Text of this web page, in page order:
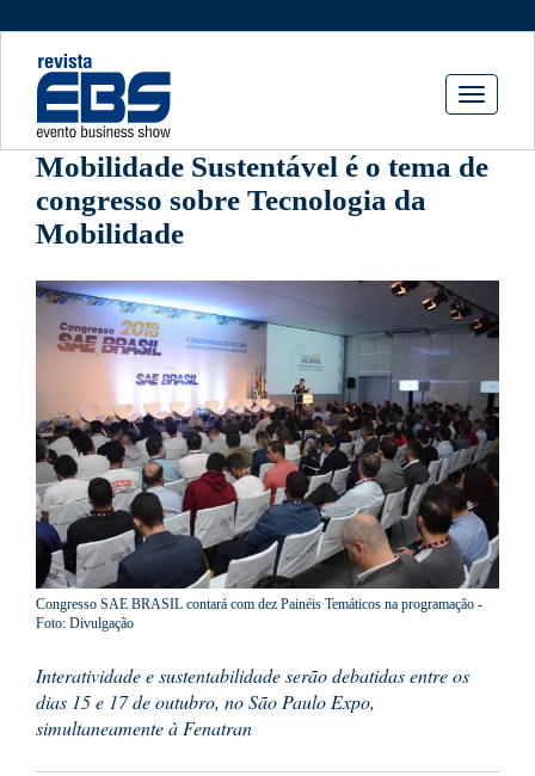
Toggle
Mobilidade Sustentável é o tema de
congresso sobre Tecnologia da
Mobilidade
Congresso SAE BRASIL contará com dez Painéis Temáticos na programação -
Foto: Divulgação
Interatividade e sustentabilidade serão debatidas entre os
dias 15 e 17 de outubro, no São Paulo Expo,
simultaneamente à Fenatran